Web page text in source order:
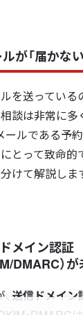
が「届かな
を送っている
談は非常に
ールである予
とって致命的
けて解説しま
メイン認証
DMARC）
送信ドメイン